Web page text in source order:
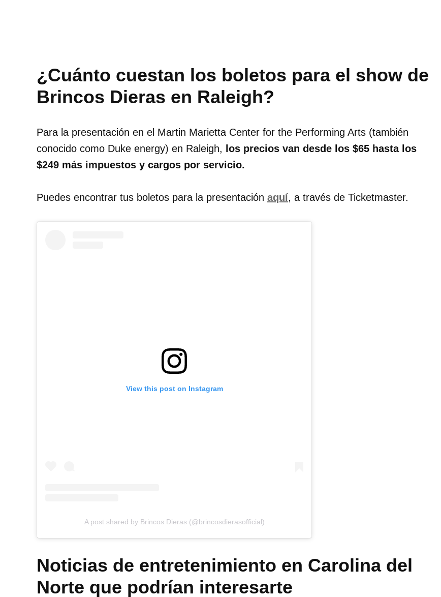
¿Cuánto cuestan los boletos para el show de
Brincos Dieras en Raleigh?
Para la presentación en el Martin Marietta Center for the Performing Arts (también
conocido como Duke energy) en Raleigh, los precios van desde los $65 hasta los
$249 más impuestos y cargos por servicio.
Puedes encontrar tus boletos para la presentación aquí, a través de Ticketmaster.
View this post on Instagram
A post shared by Brincos Dieras (@brincosdierasofficial)
Noticias de entretenimiento en Carolina del
Norte que podrían interesarte